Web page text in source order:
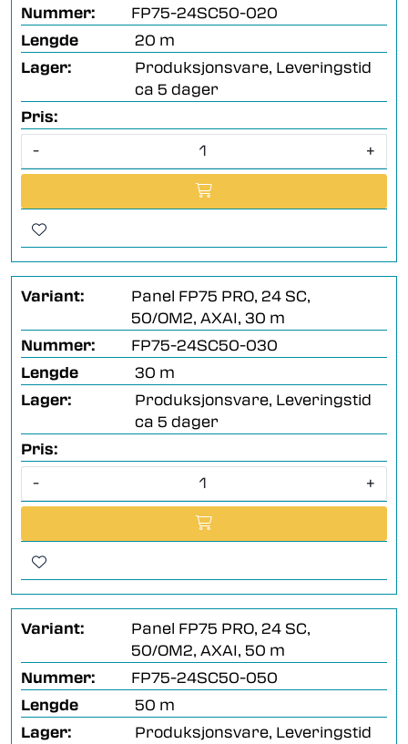
Nummer:
FP75-24SC50-020
Lengde
20 m
Lager:
Produksjonsvare, Leveringstid
ca 5 dager
Pris:
-
+
Variant:
Panel FP75 PRO, 24 SC,
50/OM2, AXAI, 30 m
Nummer:
FP75-24SC50-030
Lengde
30 m
Lager:
Produksjonsvare, Leveringstid
ca 5 dager
Pris:
-
+
Variant:
Panel FP75 PRO, 24 SC,
50/OM2, AXAI, 50 m
Nummer:
FP75-24SC50-050
Lengde
50 m
Lager:
Produksjonsvare, Leveringstid